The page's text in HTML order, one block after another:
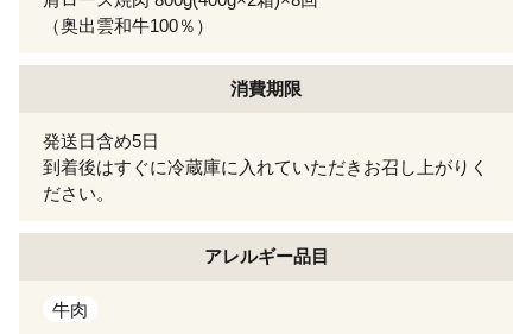
（奥出雲和牛100％）
消費期限
発送日含め5日
到着後はすぐに冷蔵庫に入れていただきお召し上がりく
ださい。
アレルギー品目
牛肉